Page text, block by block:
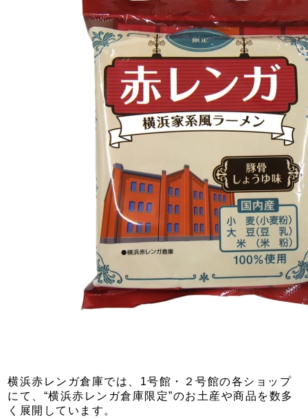
横浜赤レンガ倉庫では、1号館・２号館の各ショップ
にて、“横浜赤レンガ倉庫限定”のお土産や商品を数多
く展開しています。